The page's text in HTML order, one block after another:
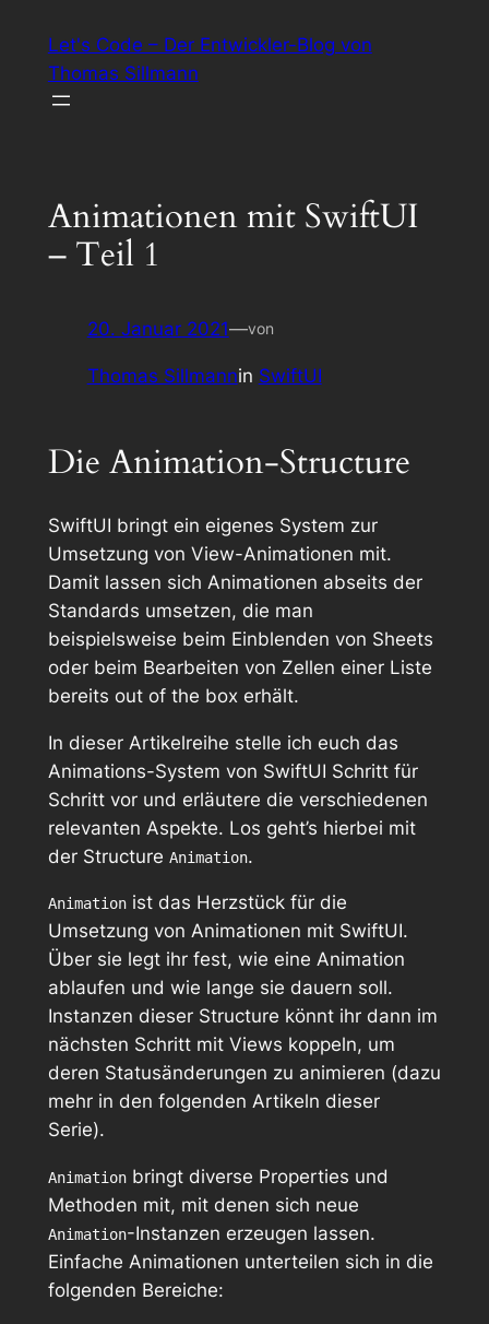
Inhalt
springen
Let's Code – Der Entwickler-Blog von
Thomas Sillmann
Animationen mit SwiftUI
– Teil 1
20. Januar 2021—von
Thomas Sillmannin SwiftUI
Die Animation-Structure
SwiftUI bringt ein eigenes System zur
Umsetzung von View-Animationen mit.
Damit lassen sich Animationen abseits der
Standards umsetzen, die man
beispielsweise beim Einblenden von Sheets
oder beim Bearbeiten von Zellen einer Liste
bereits out of the box erhält.
In dieser Artikelreihe stelle ich euch das
Animations-System von SwiftUI Schritt für
Schritt vor und erläutere die verschiedenen
relevanten Aspekte. Los geht’s hierbei mit
der Structure Animation.
Animationist das Herzstück für die
Umsetzung von Animationen mit SwiftUI.
Über sie legt ihr fest, wie eine Animation
ablaufen und wie lange sie dauern soll.
Instanzen dieser Structure könnt ihr dann im
nächsten Schritt mit Views koppeln, um
deren Statusänderungen zu animieren (dazu
mehr in den folgenden Artikeln dieser
Serie).
Animationbringt diverse Properties und
Methoden mit, mit denen sich neue
Animation-Instanzen erzeugen lassen.
Einfache Animationen unterteilen sich in die
folgenden Bereiche: